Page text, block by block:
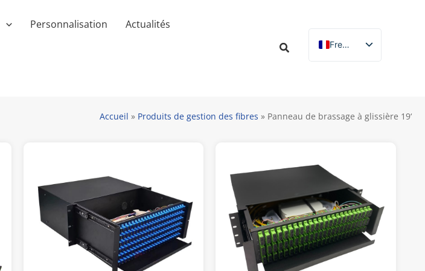
Personnalisation Actualités
French
English
German
Accueil » Produits de gestion des fibres » Panneau de brassage à glissière 19‘